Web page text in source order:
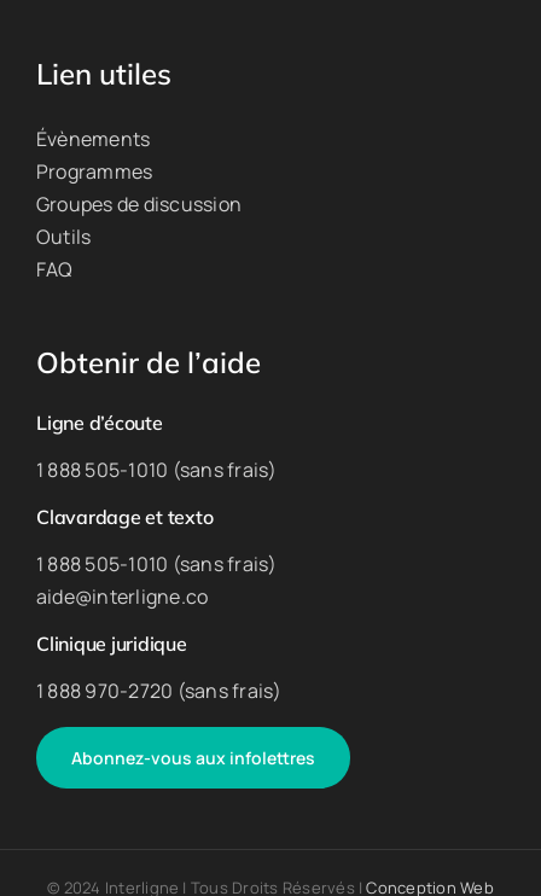
Lien utiles
Évènements
Programmes
Groupes de discussion
Outils
FAQ
Obtenir de l’aide
Ligne d’écoute
1 888 505-1010 (sans frais)
Clavardage et texto
1 888 505-1010 (sans frais)
aide@interligne.co
Clinique juridique
1 888 970-2720 (sans frais)
Abonnez-vous aux infolettres
© 2024 Interligne | Tous Droits Réservés |Conception Web